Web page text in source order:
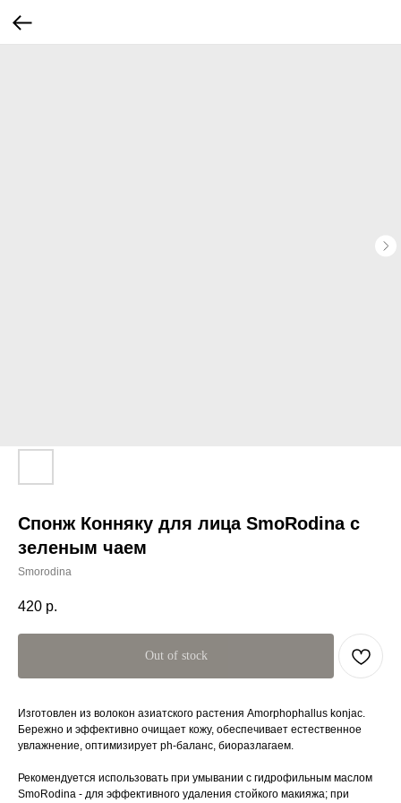
Спонж Конняку для лица SmoRodina с
зеленым чаем
Smorodina
420 р.
Out of stock
Изготовлен из волокон азиатского растения Amorphophallus konjac.
Бережно и эффективно очищает кожу, обеспечивает естественное
увлажнение, оптимизирует ph-баланс, биоразлагаем.
Рекомендуется использовать при умывании с гидрофильным маслом
SmoRodina - для эффективного удаления стойкого макияжа; при